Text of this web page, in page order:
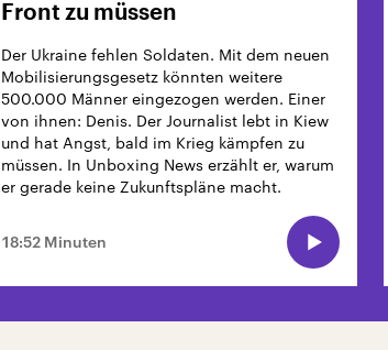
Front zu müssen
Der Ukraine fehlen Soldaten. Mit dem neuen
Mobilisierungsgesetz könnten weitere
500.000 Männer eingezogen werden. Einer
von ihnen: Denis. Der Journalist lebt in Kiew
und hat Angst, bald im Krieg kämpfen zu
müssen. In Unboxing News erzählt er, warum
er gerade keine Zukunftspläne macht.
18:52 Minuten